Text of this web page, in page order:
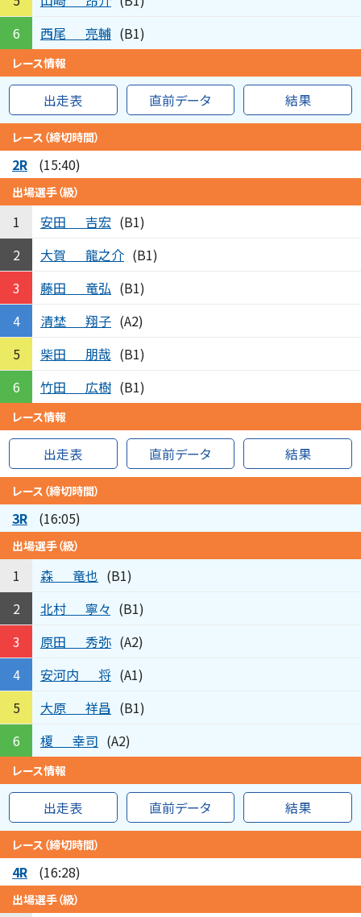
6
西尾 亮輔 (B1)
レース情報
出走表 直前データ 結果
レース（締切時間）
2R (15:40)
出場選手（級）
1 安田 吉宏 (B1)
2
大賀 龍之介 (B1)
3
藤田 竜弘 (B1)
4
清埜 翔子 (A2)
5
柴田 朋哉 (B1)
6
竹田 広樹 (B1)
レース情報
出走表 直前データ 結果
レース（締切時間）
3R (16:05)
出場選手（級）
1 森 竜也 (B1)
2
北村 寧々 (B1)
3
原田 秀弥 (A2)
4
安河内 将 (A1)
5
大原 祥昌 (B1)
6
榎 幸司 (A2)
レース情報
出走表 直前データ 結果
レース（締切時間）
4R (16:28)
出場選手（級）